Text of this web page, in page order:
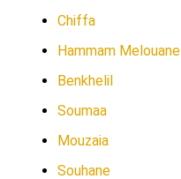
Chiffa
Hammam Melouane
Benkhelil
Soumaa
Mouzaia
Souhane